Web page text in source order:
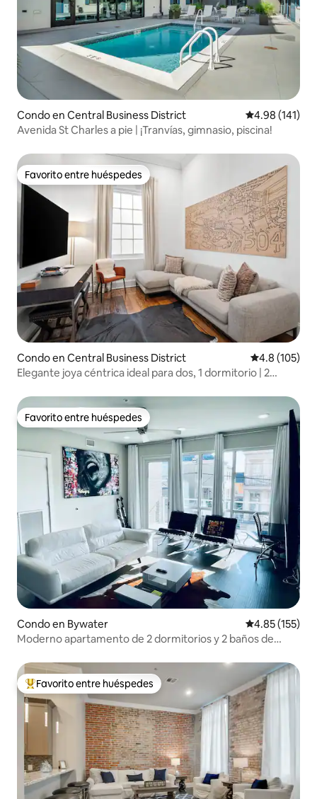
Condo en Central Business District Calificación
4.98 (141)
Avenida St Charles a pie | ¡Tranvías, gimnasio, piscina!
Favorito entre huéspedes
Favorito entre huéspedes
Condo en Central Business District Calificación
4.8 (105)
Elegante joya céntrica ideal para dos, 1 dormitorio | 2
Favorito entre huéspedes
Favorito entre huéspedes
Condo en Bywater Calificación
4.85 (155)
Moderno apartamento de 2 dormitorios y 2 baños de
Favorito entre huéspedes preferido
Favorito entre huéspedes